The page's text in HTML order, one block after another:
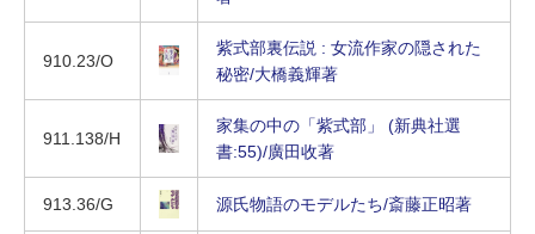
910.23/O
紫式部裏伝説 : 女流作家の隠された
秘密/大橋義輝著
911.138/H
家集の中の「紫式部」 (新典社選
書:55)/廣田收著
913.36/G 源氏物語のモデルたち/斎藤正昭著